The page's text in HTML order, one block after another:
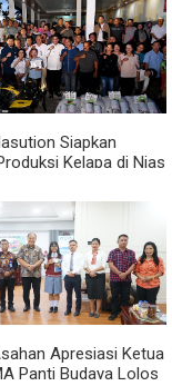
Siapkan
Kelapa di Nias
Apresiasi Ketua
Panti Budaya Lolos